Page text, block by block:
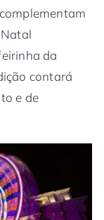
da
contará
e de